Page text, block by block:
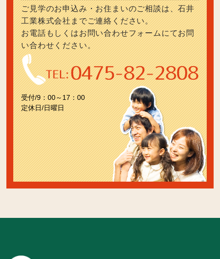
ご見学のお申込み・お住まいのご相談は、石井
工業株式会社までご連絡ください。
お電話もしくはお問い合わせフォームにてお問
い合わせください。
受付/9：00～17：00
定休日/日曜日